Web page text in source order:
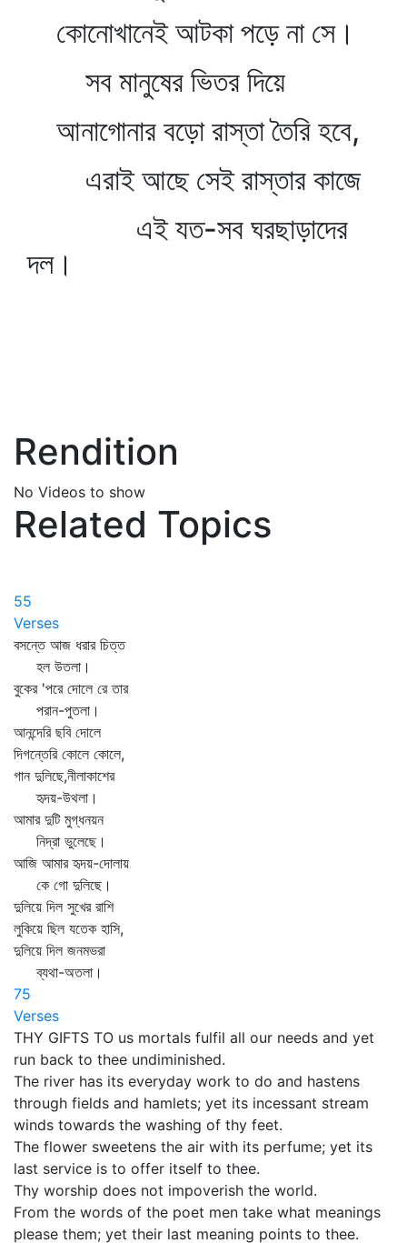
কোনোখানেই আটকা পড়ে না সে।
সব মানুষের ভিতর দিয়ে
আনাগোনার বড়ো রাস্তা তৈরি হবে,
এরাই আছে সেই রাস্তার কাজে
এই যত-সব ঘরছাড়াদের
দল।
Rendition
No Videos to show
Related Topics
55
Verses
বসন্তে আজ ধরার চিত্ত
হল উতলা।
বুকের 'পরে দোলে রে তার
পরান-পুতলা।
আনন্দেরি ছবি দোলে
দিগন্তেরি কোলে কোলে,
গান দুলিছে,নীলাকাশের
হৃদয়-উথলা।
আমার দুটি মুগ্ধনয়ন
নিদ্রা ভুলেছে।
আজি আমার হৃদয়-দোলায়
কে গো দুলিছে।
দুলিয়ে দিল সুখের রাশি
লুকিয়ে ছিল যতেক হাসি,
দুলিয়ে দিল জনমভরা
ব্যথা-অতলা।
75
Verses
THY GIFTS TO us mortals fulfil all our needs and yet
run back to thee undiminished.
The river has its everyday work to do and hastens
through fields and hamlets; yet its incessant stream
winds towards the washing of thy feet.
The flower sweetens the air with its perfume; yet its
last service is to offer itself to thee.
Thy worship does not impoverish the world.
From the words of the poet men take what meanings
please them; yet their last meaning points to thee.